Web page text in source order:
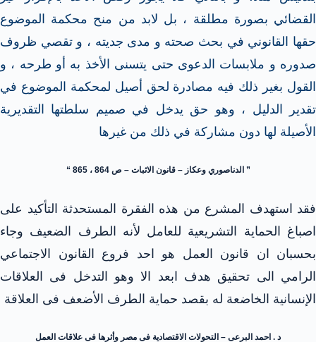
القضائي بصورة مطلقة ، بل لابد من منح محكمة الموضوع
حقها القانوني في بحث صحته و مدى جديته ، و تقصي ظروف
صدوره و ملابسات الدعوى حتى يتسنى الأخذ به أو طرحه ، و
القول بغير ذلك فيه مصادرة لحق أصيل لمحكمة الموضوع في
تقدير الدليل ، وهو حق يدخل في صميم سلطتها التقديرية
الأصيلة لها دون مشاركة في ذلك من غيرها
” الدناصوري وعكاز – قانون الاثبات – ص 864 ، 865 “
فقد استهدف المشرع من هذه الفقرة المستحدثة التأكيد على
اصباغ الحماية التشريعية للعامل لأنه الطرف الضعيف وجاء
بحسبان ان قانون العمل هو احد فروع القانون الاجتماعي
الرامي الى تحقيق هدف ابعد الا وهو التدخل فى العلاقات
الإنسانية الخاضعة له بقصد حماية الطرف الأضعف فى العلاقة
د . احمد البرعى – التحولات الاقتصادية فى مصر وأثرها فى علاقات العمل